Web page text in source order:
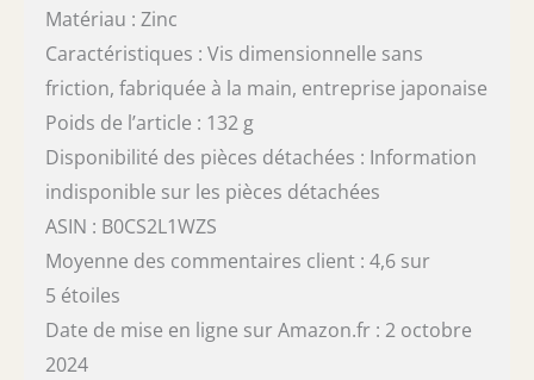
Matériau : Zinc
Caractéristiques : Vis dimensionnelle sans
friction, fabriquée à la main, entreprise japonaise
Poids de l’article : 132 g
Disponibilité des pièces détachées : Information
indisponible sur les pièces détachées
ASIN : B0CS2L1WZS
Moyenne des commentaires client : 4,6 sur
5 étoiles
Date de mise en ligne sur Amazon.fr : 2 octobre
2024